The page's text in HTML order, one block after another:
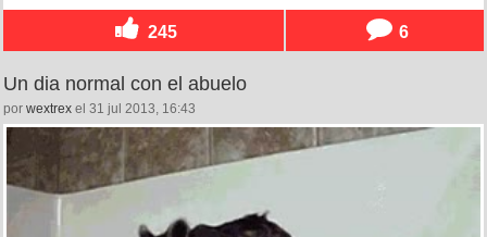
245 6
Un dia normal con el abuelo
por wextrex el 31 jul 2013, 16:43